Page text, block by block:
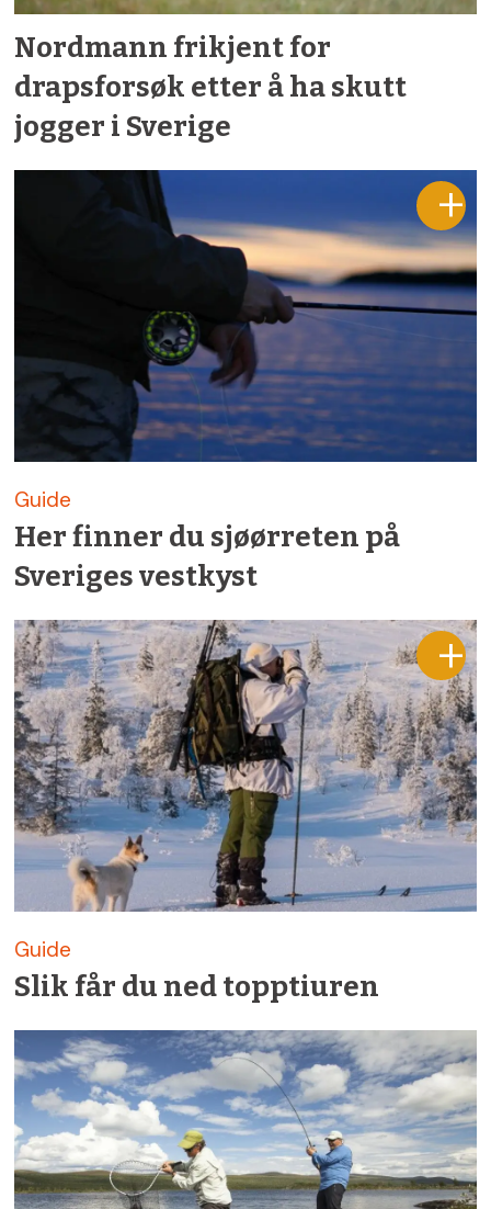
Nordmann frikjent for
drapsforsøk etter å ha skutt
jogger i Sverige
Guide
Her finner du sjøørreten på
Sveriges vestkyst
Guide
Slik får du ned topptiuren